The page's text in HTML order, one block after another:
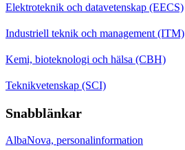
Elektroteknik och datavetenskap (EECS)
Industriell teknik och management (ITM)
Kemi, bioteknologi och hälsa (CBH)
Teknikvetenskap (SCI)
Snabblänkar
AlbaNova, personalinformation